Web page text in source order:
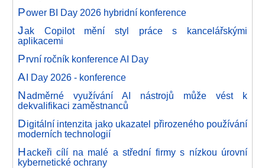
Power BI Day 2026 hybridní konference
Jak Copilot mění styl práce s kancelářskými
aplikacemi
První ročník konference AI Day
AI Day 2026 - konference
Nadměrné využívání AI nástrojů může vést k
dekvalifikaci zaměstnanců
Digitální intenzita jako ukazatel přirozeného používání
moderních technologií
Hackeři cílí na malé a střední firmy s nízkou úrovní
kybernetické ochrany